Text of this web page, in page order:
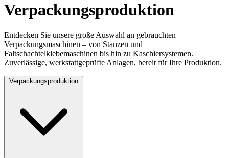
Verpackungsproduktion
Entdecken Sie unsere große Auswahl an gebrauchten
Verpackungsmaschinen – von Stanzen und
Faltschachtelklebemaschinen bis hin zu Kaschiersystemen.
Zuverlässige, werkstattgeprüfte Anlagen, bereit für Ihre Produktion.
Verpackungsproduktion